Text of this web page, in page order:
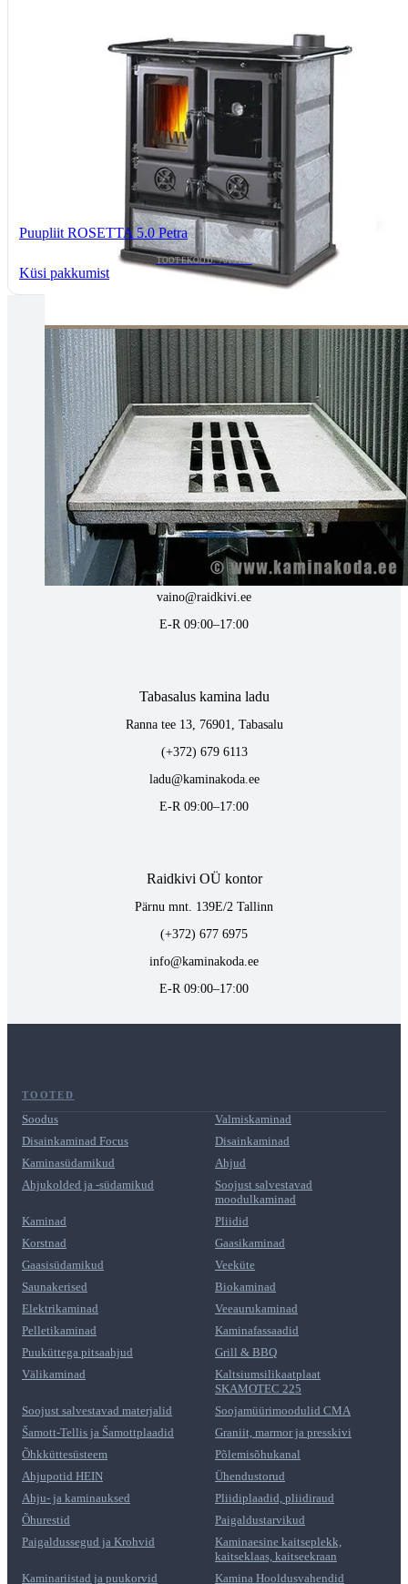
Puupliit ROSETTA 5.0 Petra
TOOTEKOOD: 7013103
Küsi pakkumist
Tallinnas kaminasalong
Pärnu mnt. 139E/2, 11317, Tallinn
(+372) 677 6977
kaminakoda@kaminakoda.ee
E-R 10:00-18:30
Tartus kivi töötlemine
Tähe 127E, Tartu
(+372) 747 7107
vaino@raidkivi.ee
E-R 09:00–17:00
Tabasalus kamina ladu
Ranna tee 13, 76901, Tabasalu
(+372) 679 6113
ladu@kaminakoda.ee
E-R 09:00–17:00
Raidkivi OÜ kontor
Pärnu mnt. 139E/2 Tallinn
(+372) 677 6975
info@kaminakoda.ee
E-R 09:00–17:00
TOOTED
Soodus
Valmiskaminad
Disainkaminad Focus
Disainkaminad
Kaminasüdamikud
Ahjud
Ahjukolded ja -südamikud
Soojust salvestavad
moodulkaminad
Kaminad
Pliidid
Korstnad
Gaasikaminad
Gaasisüdamikud
Veeküte
Saunakerised
Biokaminad
Elektrikaminad
Veeaurukaminad
Pelletikaminad
Kaminafassaadid
Puuküttega pitsaahjud
Grill & BBQ
Välikaminad
Kaltsiumsilikaatplaat
SKAMOTEC 225
Soojust salvestavad materjalid
Soojamüürimoodulid CMA
Šamott-Tellis ja Šamottplaadid
Graniit, marmor ja presskivi
Õhkküttesüsteem
Põlemisõhukanal
Ahjupotid HEIN
Ühendustorud
Ahju- ja kaminauksed
Pliidiplaadid, pliidiraud
Õhurestid
Paigaldustarvikud
Paigaldussegud ja Krohvid
Kaminaesine kaitseplekk,
kaitseklaas, kaitseekraan
Kaminariistad ja puukorvid
Kamina Hooldusvahendid